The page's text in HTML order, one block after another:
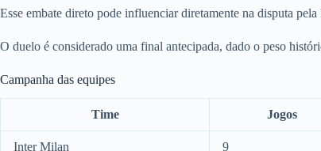
Esse embate direto pode influenciar diretamente na disputa
O duelo é considerado uma final antecipada, dado o peso
Campanha das equipes
Time Jogos
Inter Milan 9